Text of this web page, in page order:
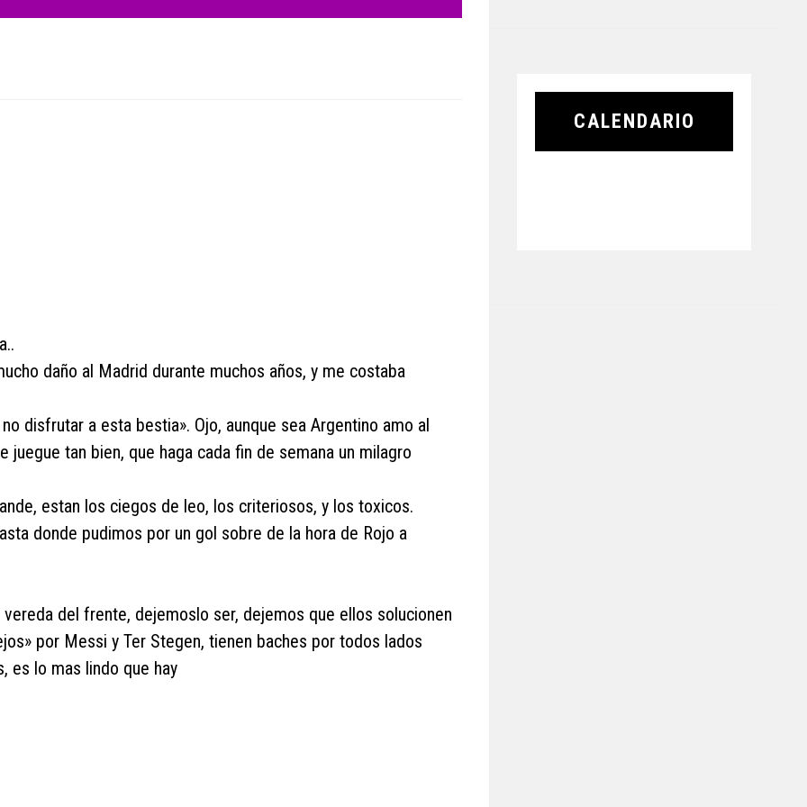
daño al Madrid durante muchos años, y me costaba
disfrutar a esta bestia». Ojo, aunque sea Argentino amo al
tan bien, que haga cada fin de semana un milagro
estan los ciegos de leo, los criteriosos, y los toxicos.
donde pudimos por un gol sobre de la hora de Rojo a
del frente, dejemoslo ser, dejemos que ellos solucionen
por Messi y Ter Stegen, tienen baches por todos lados
es lo mas lindo que hay
CALENDARIO